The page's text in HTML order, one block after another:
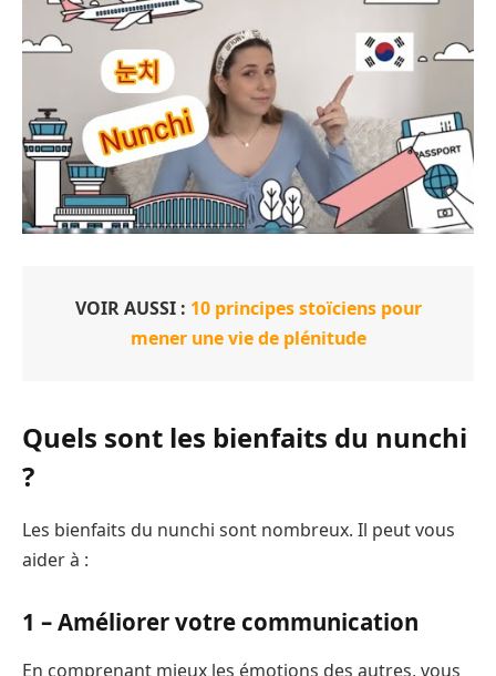
VOIR AUSSI : 10 principes stoïciens pour
mener une vie de plénitude
Quels sont les bienfaits du nunchi
?
Les bienfaits du nunchi sont nombreux. Il peut vous
aider à :
1 –Améliorer votre communication
En comprenant mieux les émotions des autres, vous